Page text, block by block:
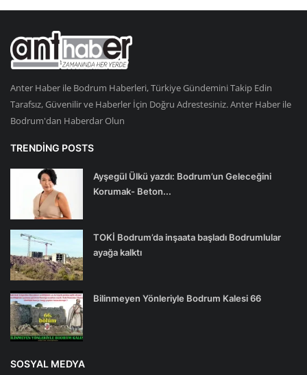
Anter Haber ile Bodrum Haberleri, Türkiye Gündemini Takip Edin
Tarafsız, Güvenilir ve Haberler İçin Doğru Adrestesiniz. Anter Haber ile
Bodrum'dan Haberdar Olun
TRENDING POSTS
Ayşegül Ülkü yazdı: Bodrum’un Geleceğini
Korumak- Beton...
TOKİ Bodrum’da inşaata başladı Bodrumlular
ayağa kalktı
Bilinmeyen Yönleriyle Bodrum Kalesi 66
SOSYAL MEDYA